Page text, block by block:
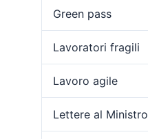
Green pass
Lavoratori fragili
Lavoro agile
Lettere al Ministro